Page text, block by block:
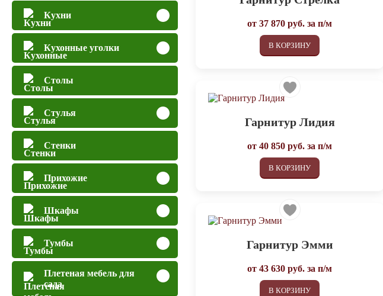
Кухни
Кухонные уголки
Столы
Стулья
Стенки
Прихожие
Шкафы
Тумбы
Плетеная мебель для
сада
от37 870 руб. за п/м
В КОРЗИНУ
Гарнитур Лидия
от40 850 руб. за п/м
В КОРЗИНУ
Гарнитур Эмми
от43 630 руб. за п/м
В КОРЗИНУ